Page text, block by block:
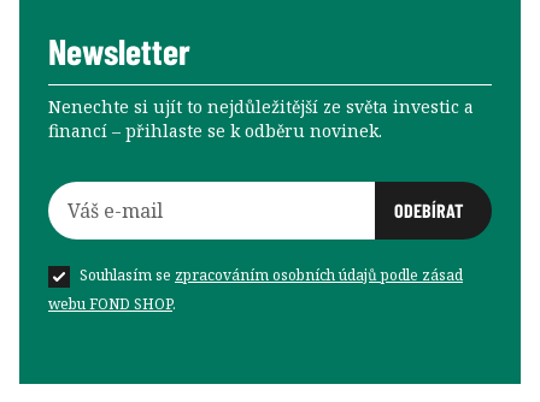
Newsletter
Nenechte si ujít to nejdůležitější ze světa investic a
financí –⁠⁠⁠⁠⁠⁠ přihlaste se k odběru novinek.
Souhlasím se zpracováním osobních údajů podle zásad
webu FOND SHOP.